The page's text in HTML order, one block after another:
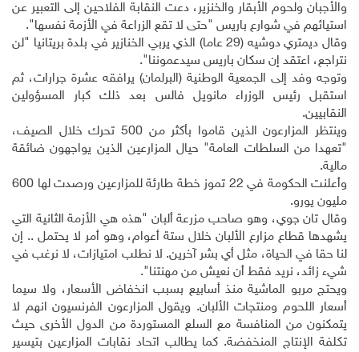
والأجبان ولحوم الأبقار والخنزير، دعت النقابة الفلاحين إلى التعبير عن
استيائهم في شوارع باريس "حتى لا تقع الزراعة في الأزمة نفسها".
وقال ديمتري دوشيه (29 عاما) الذي يربي الخنازير في بلدة بريتانيا "لن
نتراجع، اعتقد إن سكان باريس سيدعموننا".
وتوجه وفد إلى الجمعية الوطنية (البرلمان) يرافقه عشرة جرارات، ثم
استقبل رئيس الوزراء مانويل فالس بعد ذلك كبار المسؤولين
النقابيين.
وينتظر المزارعون الذين قاموا بأكثر من 500 تحرك خلال الصيف،
"تعهدا من السلطات العامة" حيال المزارعين الذين يواجهون ضائقة
مالية.
وأعلنت الحكومة في 22 تموز خطة طارئة للمزارعين ورصدت لها 600
مليون يورو.
وقال تان جوي، وهو صاحب مزرعة ألبان "هذه هي الأزمة الثانية التي
يشهدها قطاع مزارع الألبان خلال ستة أعوام، وهو أمر لا يحتمل .. إن
لنا حقا في الحياة، مثل أي بشر آخرين. لا نطلب امتيازات، لا نرغب في
شيء زائد، نريد فقط أن نعيش من مهنتنا".
ويحتج مربو الماشية منذ أسابيع بسبب انخفاض الأسعار، ولا سيما
أسعار اللحوم ومنتجات الألبان. ويقول المزارعون الفرنسيون انهم لا
يتمكنون من المنافسة مع السلع المستوردة من الدول الأخرى حيث
تكلفة الإنتاج المنخفضة. كما يطالب اتحاد نقابات المزارعين بتيسير